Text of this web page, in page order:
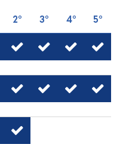
2° 3° 4° 5°